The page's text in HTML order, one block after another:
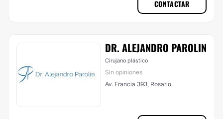
CONTACTAR
DR. ALEJANDRO PAROLIN
Cirujano plástico
Sin opiniones
Av. Francia 393, Rosario